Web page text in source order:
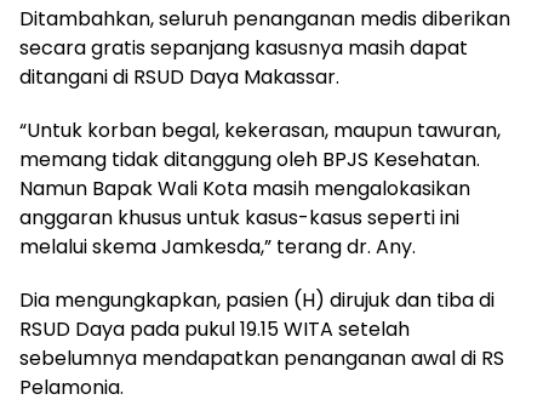
Ditambahkan, seluruh penanganan medis diberikan
secara gratis sepanjang kasusnya masih dapat
ditangani di RSUD Daya Makassar.
“Untuk korban begal, kekerasan, maupun tawuran,
memang tidak ditanggung oleh BPJS Kesehatan.
Namun Bapak Wali Kota masih mengalokasikan
anggaran khusus untuk kasus-kasus seperti ini
melalui skema Jamkesda,” terang dr. Any.
Dia mengungkapkan, pasien (H) dirujuk dan tiba di
RSUD Daya pada pukul 19.15 WITA setelah
sebelumnya mendapatkan penanganan awal di RS
Pelamonia.